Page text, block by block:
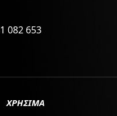
082 653
ΧΡΗΣΙΜΑ